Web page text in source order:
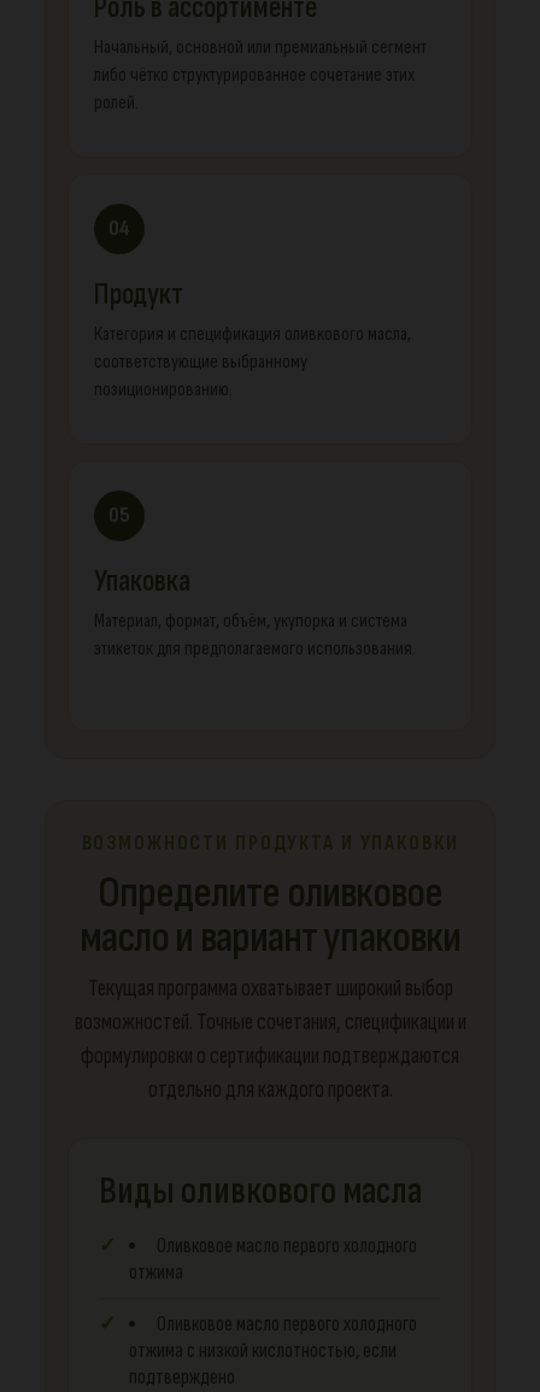
Роль в ассортименте
Начальный, основной или премиальный сегмент
либо чётко структурированное сочетание этих
ролей.
04
Продукт
Категория и спецификация оливкового масла,
соответствующие выбранному
позиционированию.
05
Упаковка
Материал, формат, объём, укупорка и система
этикеток для предполагаемого использования.
ВОЗМОЖНОСТИ ПРОДУКТА И УПАКОВКИ
Определите оливковое
масло и вариант упаковки
Текущая программа охватывает широкий выбор
возможностей. Точные сочетания, спецификации и
формулировки о сертификации подтверждаются
отдельно для каждого проекта.
Виды оливкового масла
Оливковое масло первого холодного
отжима
Оливковое масло первого холодного
отжима с низкой кислотностью, если
подтверждено